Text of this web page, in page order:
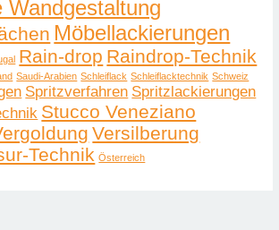
Wandgestaltung
Möbellackierungen
Rain-drop Raindrop-Technik
Saudi-Arabien Schleiflack Schleiflacktechnik Schweiz
Spritzverfahren Spritz­lackier­ungen
Stucco Veneziano
Versilberung
Technik Österreich